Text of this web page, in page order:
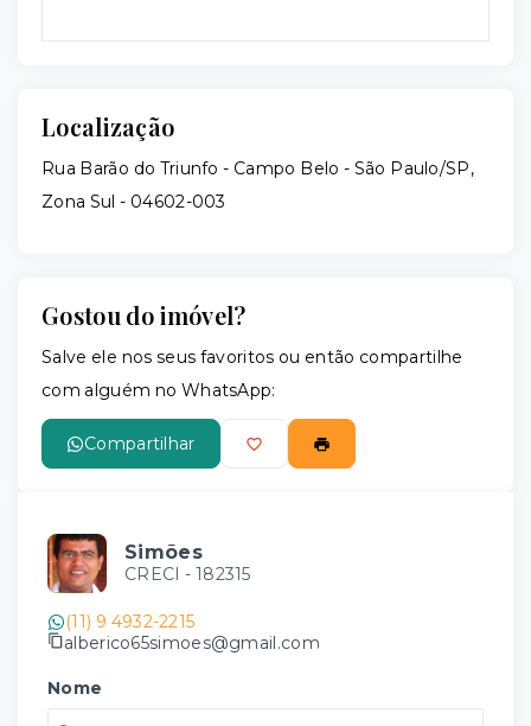
Localização
Rua Barão do Triunfo - Campo Belo - São Paulo/SP,
Zona Sul - 04602-003
Gostou do imóvel?
Salve ele nos seus favoritos ou então compartilhe
com alguém no WhatsApp:
Compartilhar
Simões
CRECI - 182315
(11) 9 4932-2215
alberico65simoes@gmail.com
Nome